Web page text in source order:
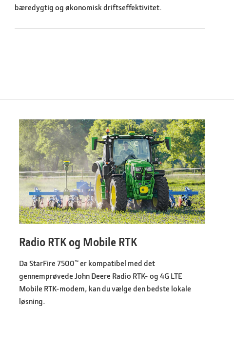
bæredygtig og økonomisk driftseffektivitet.
Radio RTK og Mobile RTK
Da StarFire 7500™ er kompatibel med det
gennemprøvede John Deere Radio RTK- og 4G LTE
Mobile RTK-modem, kan du vælge den bedste lokale
løsning.